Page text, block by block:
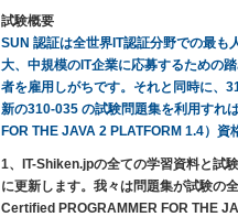
試験概要
SUN 認証は全世界IT認証分野での最
大、中規模のIT企業に応募するための
者を雇用しがちです。それと同時に、
新の310-035 の試験問題集を利用す
FOR THE JAVA 2 PLATFORM 1.4）
1、IT-Shiken.jpの全ての学習資料と試
に更新します。我々は問題集が試験の
Certified PROGRAMMER FOR THE